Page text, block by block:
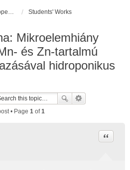
Our works - an open access repository / nyilvános hozzáférésű repozitórium Students' Works
Mikroelemhiány
és Zn-tartalmú
hidroponikus
• Page 1of1
Quote